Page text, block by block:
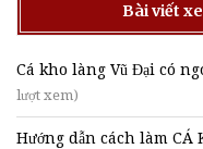
Bài viết
Cá kho làng Vũ Đại có
lượt xem)
Hướng dẫn cách làm CÁ